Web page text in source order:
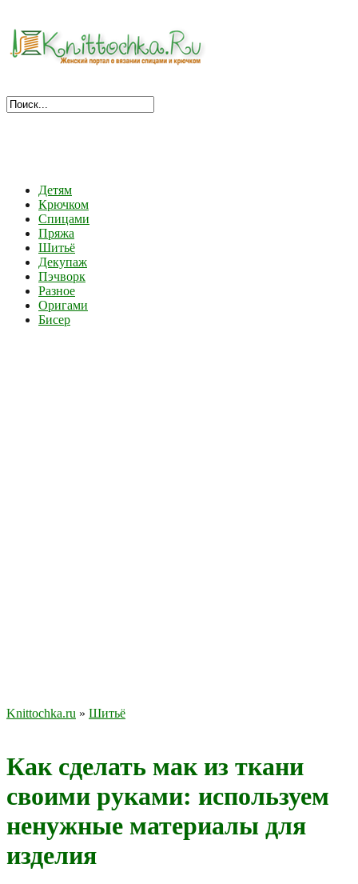
Детям
Крючком
Спицами
Пряжа
Шитьё
Декупаж
Пэчворк
Разное
Оригами
Бисер
Knittochka.ru » Шитьё
Как сделать мак из ткани
своими руками: используем
ненужные материалы для
изделия